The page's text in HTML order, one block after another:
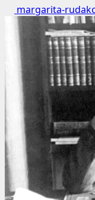
margarita-